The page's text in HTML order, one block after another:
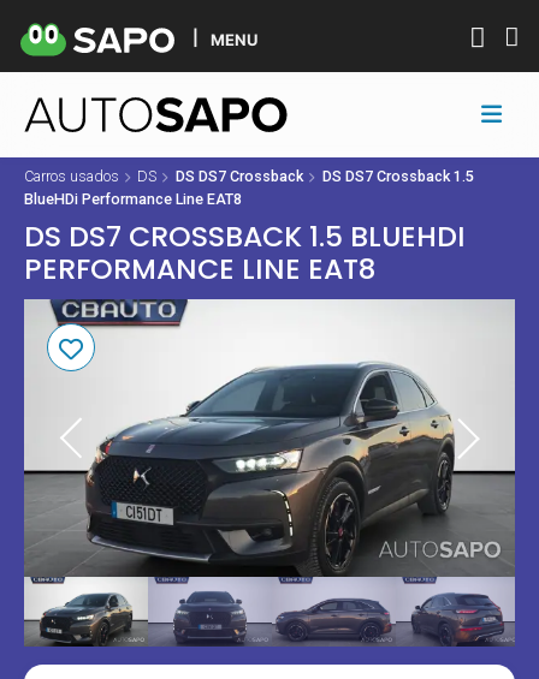
MENU
Carros usados DS DS DS7 Crossback
DS DS7 Crossback 1.5
BlueHDi Performance Line EAT8
DS DS7 CROSSBACK 1.5 BLUEHDI
PERFORMANCE LINE EAT8